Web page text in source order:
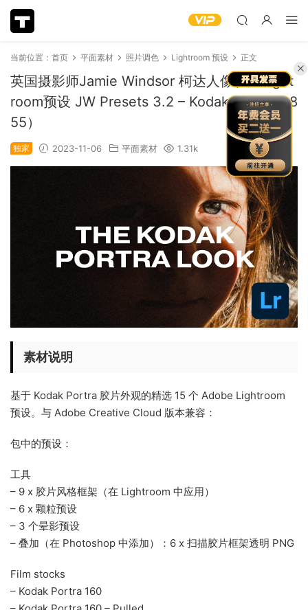
当前位置： 首页 平面素材 照片调色 Lightroom 预设 正文
英国摄影师Jamie Windsor 柯达人像胶片Light
room预设 JW Presets 3.2 – Kodak Potra（88
55）
独家 2023-11-06 平面素材 1.31k
素材说明
基于 Kodak Portra 胶片外观的精选 15 个 Adobe Lightroom
预设。与 Adobe Creative Cloud 版本兼容：
包中的预设：
工具
– 9 x 胶片风格框架（在 Lightroom 中应用）
– 6 x 颗粒预设
– 3 个晕影预设
– 叠加（在 Photoshop 中添加）：6 x 扫描胶片框架透明 PNG
Film stocks
– Kodak Portra 160